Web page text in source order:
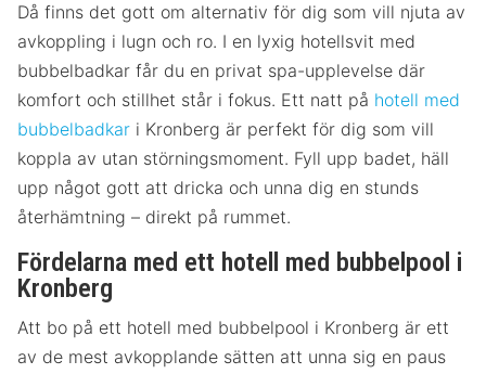
Då finns det gott om alternativ för dig som vill njuta av
avkoppling i lugn och ro. I en lyxig hotellsvit med
bubbelbadkar får du en privat spa-upplevelse där
komfort och stillhet står i fokus. Ett natt på hotell med
bubbelbadkar i Kronberg är perfekt för dig som vill
koppla av utan störningsmoment. Fyll upp badet, häll
upp något gott att dricka och unna dig en stunds
återhämtning – direkt på rummet.
Fördelarna med ett hotell med bubbelpool i
Kronberg
Att bo på ett hotell med bubbelpool i Kronberg är ett
av de mest avkopplande sätten att unna sig en paus